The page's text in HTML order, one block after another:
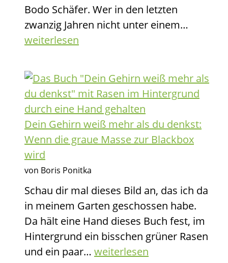
zum
Mentor
wird
Bodo Schäfer. Wer in den letzten
zwanzig Jahren nicht unter einem…
Wenn
der
Coach
den
weiterlesen
Dein Gehirn weiß mehr als du denkst:
Wenn die graue Masse zur Blackbox
wird
von Boris Ponitka
Schau dir mal dieses Bild an, das ich da
in meinem Garten geschossen habe.
Da hält eine Hand dieses Buch fest, im
Hintergrund ein bisschen grüner Rasen
und ein paar… Dein
weiterlesen